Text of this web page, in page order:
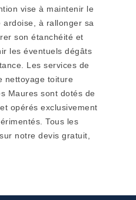
vise à maintenir le
à rallonger sa
son étanchéité et
les éventuels dégâts
Les services de
nettoyage toiture
Maures sont dotés de
opérés exclusivement
Tous les
notre devis gratuit,